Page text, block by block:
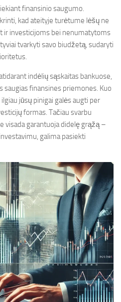
finansinio saugumo.
kad ateityje turėtume lėšų ne
ir investicijoms bei nenumatytoms
tvarkyti savo biudžetą, sudaryti
indėlių sąskaitas bankuose,
saugias finansines priemones. Kuo
jūsų pinigai galės augti per
formas. Tačiau svarbu
visada garantuoja didelę grąžą –
galima pasiekti